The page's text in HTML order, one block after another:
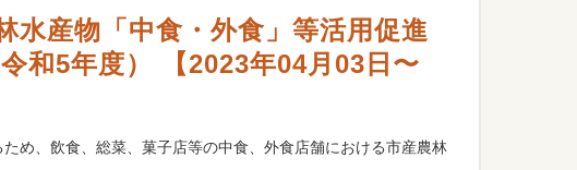
水産物「中食・外食」等活用促進
和5年度） 【2023年04月03日〜
め、飲食、総菜、菓子店等の中食、外食店舗における市産農林